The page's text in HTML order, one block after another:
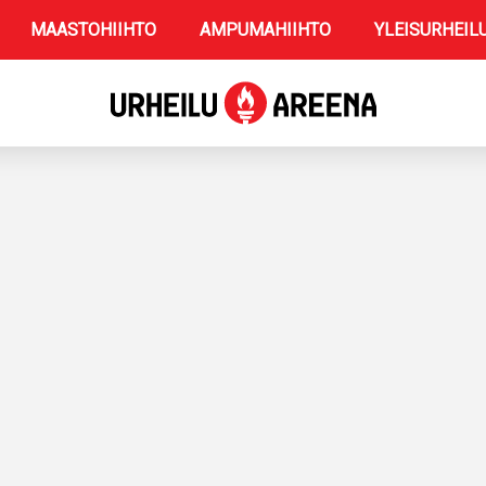
MAASTOHIIHTO AMPUMAHIIHTO